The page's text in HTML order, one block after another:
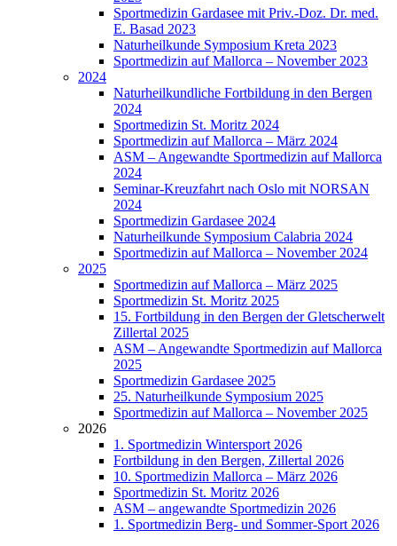
Sportmedizin Gardasee mit Priv.-Doz. Dr. med.
E. Basad 2023
Naturheilkunde Symposium Kreta 2023
Sportmedizin auf Mallorca – November 2023
2024
Naturheilkundliche Fortbildung in den Bergen
2024
Sportmedizin St. Moritz 2024
Sportmedizin auf Mallorca – März 2024
ASM – Angewandte Sportmedizin auf Mallorca
2024
Seminar-Kreuzfahrt nach Oslo mit NORSAN
2024
Sportmedizin Gardasee 2024
Naturheilkunde Symposium Calabria 2024
Sportmedizin auf Mallorca – November 2024
2025
Sportmedizin auf Mallorca – März 2025
Sportmedizin St. Moritz 2025
15. Fortbildung in den Bergen der Gletscherwelt
Zillertal 2025
ASM – Angewandte Sportmedizin auf Mallorca
2025
Sportmedizin Gardasee 2025
25. Naturheilkunde Symposium 2025
Sportmedizin auf Mallorca – November 2025
2026
1. Sportmedizin Wintersport 2026
Fortbildung in den Bergen, Zillertal 2026
10. Sportmedizin Mallorca – März 2026
Sportmedizin St. Moritz 2026
ASM – angewandte Sportmedizin 2026
1. Sportmedizin Berg- und Sommer-Sport 2026